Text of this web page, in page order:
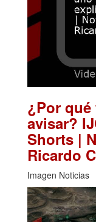
¿Por
avisar?
Shorts |
Ricardo
Imagen Noticias